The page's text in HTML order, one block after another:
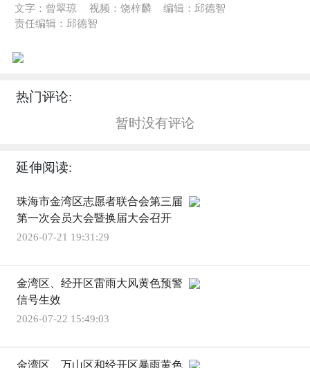
文字：曾翠琼 视频：饶梓麟
编辑：邱德智
责任编辑：邱德智
热门评论:
暂时没有评论
延伸阅读:
珠海市金湾区志愿者联合会第三届
第一次会员大会暨换届大会召开
2026-07-21 19:31:29
金湾区、经开区雷雨大风黄色预警
信号生效
2026-07-22 15:49:03
金湾区、万山区和经开区暴雨黄色